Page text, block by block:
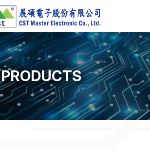
PRODUCTS